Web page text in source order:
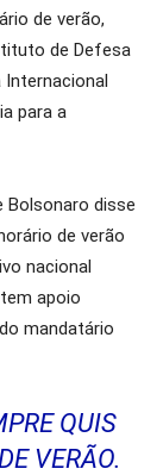
de verão,
de Defesa
Internacional
para a
Bolsonaro disse
de verão
nacional
apoio
mandatário
QUIS
VERÃO.